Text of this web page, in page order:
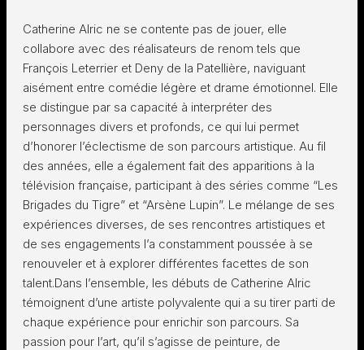
Catherine Alric ne se contente pas de jouer, elle
collabore avec des réalisateurs de renom tels que
François Leterrier et Deny de la Patellière, naviguant
aisément entre comédie légère et drame émotionnel. Elle
se distingue par sa capacité à interpréter des
personnages divers et profonds, ce qui lui permet
d’honorer l’éclectisme de son parcours artistique. Au fil
des années, elle a également fait des apparitions à la
télévision française, participant à des séries comme “Les
Brigades du Tigre” et “Arsène Lupin”. Le mélange de ses
expériences diverses, de ses rencontres artistiques et
de ses engagements l’a constamment poussée à se
renouveler et à explorer différentes facettes de son
talent.Dans l’ensemble, les débuts de Catherine Alric
témoignent d’une artiste polyvalente qui a su tirer parti de
chaque expérience pour enrichir son parcours. Sa
passion pour l’art, qu’il s’agisse de peinture, de